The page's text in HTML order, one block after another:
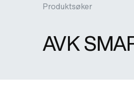
Produktsøker
AVK